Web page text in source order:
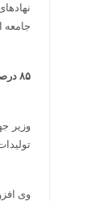
جامعه
۸۵ درصد امنیت غذایی کشور متکی به تولید داخلی
تولیدات
وی